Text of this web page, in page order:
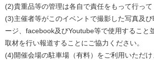
(2)貴重品等の管理は各自で責任をもって行って
(3)主催者等がこのイベントで撮影した写真及
ージ、facebook及びYoutube等で使用すること
取材を行い報道することにご協力ください。
(4)開催会場の駐車場（有料）をご利用いただ